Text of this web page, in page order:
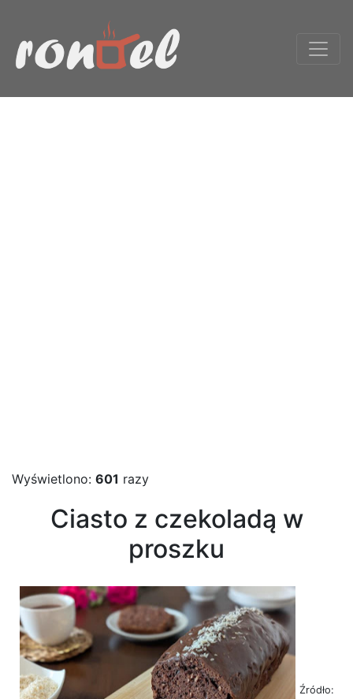
Wyświetlono: 601 razy
Ciasto z czekoladą w
proszku
Źródło: